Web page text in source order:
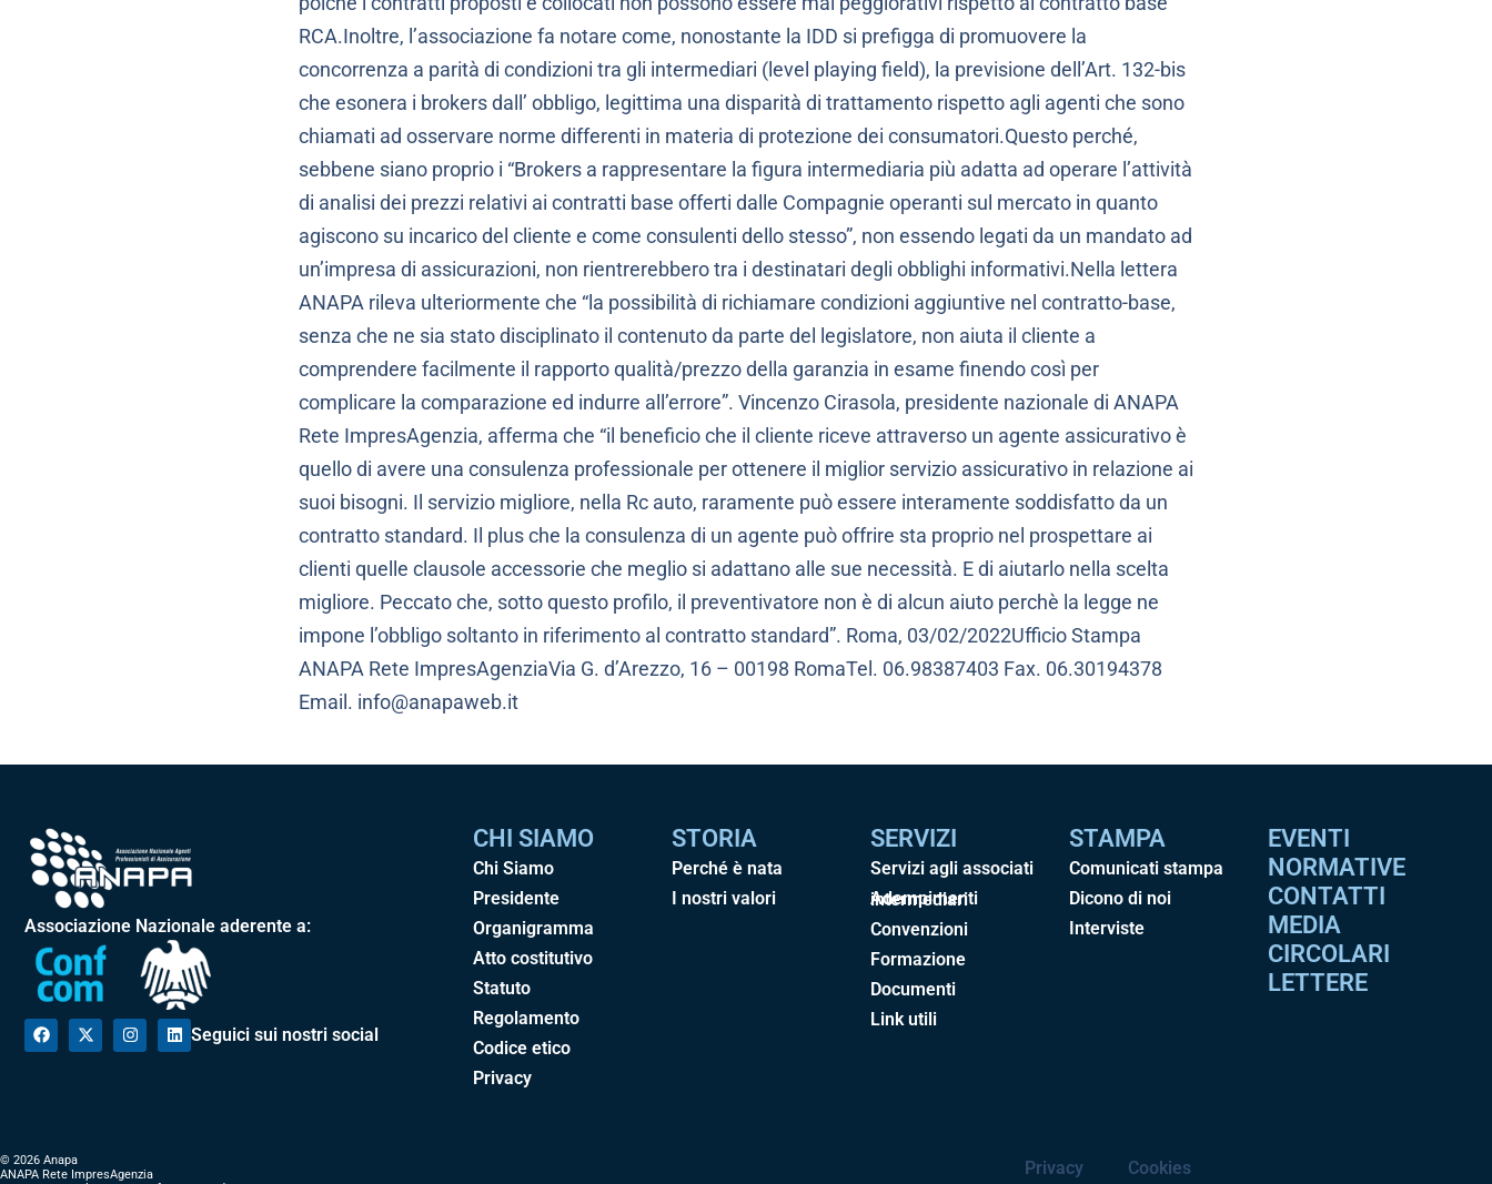
RCA.Inoltre, l’associazione fa notare come, nonostante la IDD si prefigga di promuovere la
concorrenza a parità di condizioni tra gli intermediari (level playing field), la previsione dell’Art. 132-bis
che esonera i brokers dall’ obbligo, legittima una disparità di trattamento rispetto agli agenti che sono
chiamati ad osservare norme differenti in materia di protezione dei consumatori.Questo perché,
sebbene siano proprio i “Brokers a rappresentare la figura intermediaria più adatta ad operare l’attività
di analisi dei prezzi relativi ai contratti base offerti dalle Compagnie operanti sul mercato in quanto
agiscono su incarico del cliente e come consulenti dello stesso”, non essendo legati da un mandato ad
un’impresa di assicurazioni, non rientrerebbero tra i destinatari degli obblighi informativi.Nella lettera
ANAPA rileva ulteriormente che “la possibilità di richiamare condizioni aggiuntive nel contratto-base,
senza che ne sia stato disciplinato il contenuto da parte del legislatore, non aiuta il cliente a
comprendere facilmente il rapporto qualità/prezzo della garanzia in esame finendo così per
complicare la comparazione ed indurre all’errore”. Vincenzo Cirasola, presidente nazionale di ANAPA
Rete ImpresAgenzia, afferma che “il beneficio che il cliente riceve attraverso un agente assicurativo è
quello di avere una consulenza professionale per ottenere il miglior servizio assicurativo in relazione ai
suoi bisogni. Il servizio migliore, nella Rc auto, raramente può essere interamente soddisfatto da un
contratto standard. Il plus che la consulenza di un agente può offrire sta proprio nel prospettare ai
clienti quelle clausole accessorie che meglio si adattano alle sue necessità. E di aiutarlo nella scelta
migliore. Peccato che, sotto questo profilo, il preventivatore non è di alcun aiuto perchè la legge ne
impone l’obbligo soltanto in riferimento al contratto standard”. Roma, 03/02/2022Ufficio Stampa
ANAPA Rete ImpresAgenziaVia G. d’Arezzo, 16 – 00198 RomaTel. 06.98387403 Fax. 06.30194378
Email. info@anapaweb.it
Associazione Nazionale aderente a:
Seguici sui nostri social
CHI SIAMO
Chi Siamo
Presidente
Organigramma
Atto costitutivo
Statuto
Regolamento
Codice etico
Privacy
STORIA
Perché è nata
I nostri valori
SERVIZI
Servizi agli associati
Adempimenti intermediari
Convenzioni
Formazione
Documenti
Link utili
STAMPA
Comunicati stampa
Dicono di noi
Interviste
EVENTI
NORMATIVE
CONTATTI
MEDIA
CIRCOLARI
LETTERE
© 2026 Anapa
ANAPA Rete ImpresAgenzia
Privacy Cookies